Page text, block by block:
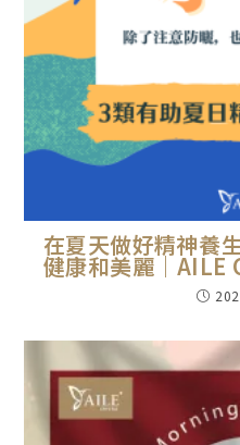
在夏天做好精神養
健康和美麗｜AILE